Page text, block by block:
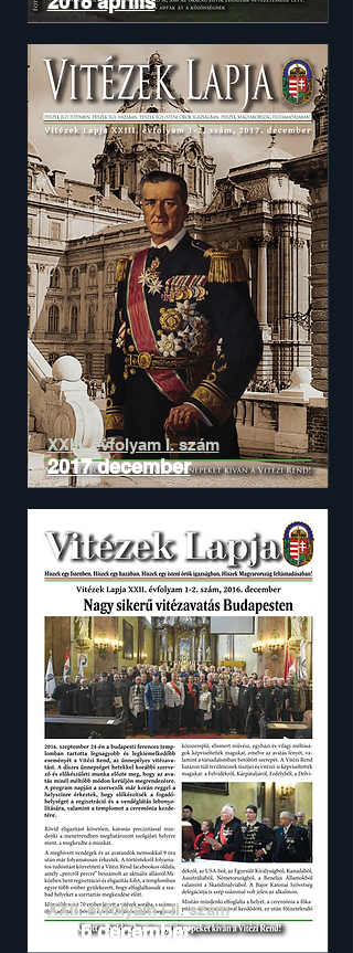
XXIII. évfolyam I. szám
2017 december
XXII. évfolyam I-II. szám
2016 december